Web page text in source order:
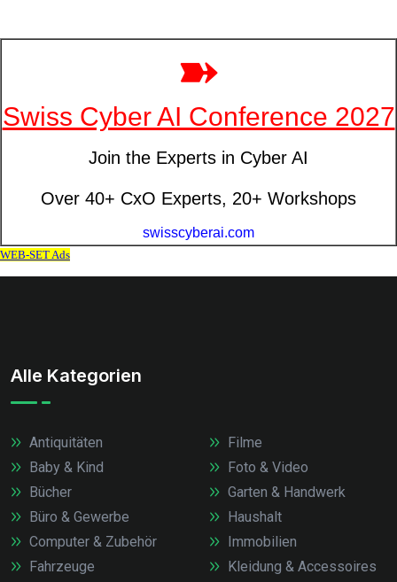
Alle Kategorien
Antiquitäten
Baby & Kind
Bücher
Büro & Gewerbe
Computer & Zubehör
Fahrzeuge
Filme
Foto & Video
Garten & Handwerk
Haushalt
Immobilien
Kleidung & Accessoires